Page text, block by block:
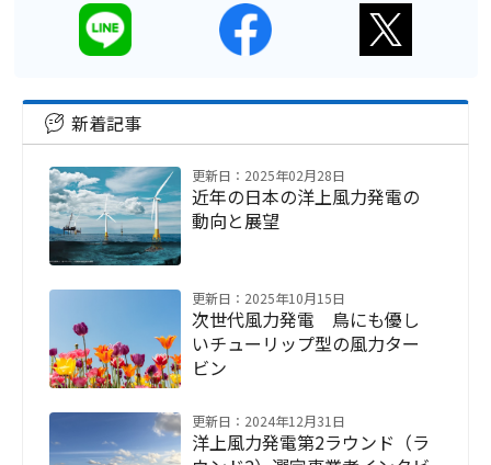
新着記事
更新日：2025年02月28日
近年の日本の洋上風力発電の
動向と展望
更新日：2025年10月15日
次世代風力発電 鳥にも優し
いチューリップ型の風力ター
ビン
更新日：2024年12月31日
洋上風力発電第2ラウンド（ラ